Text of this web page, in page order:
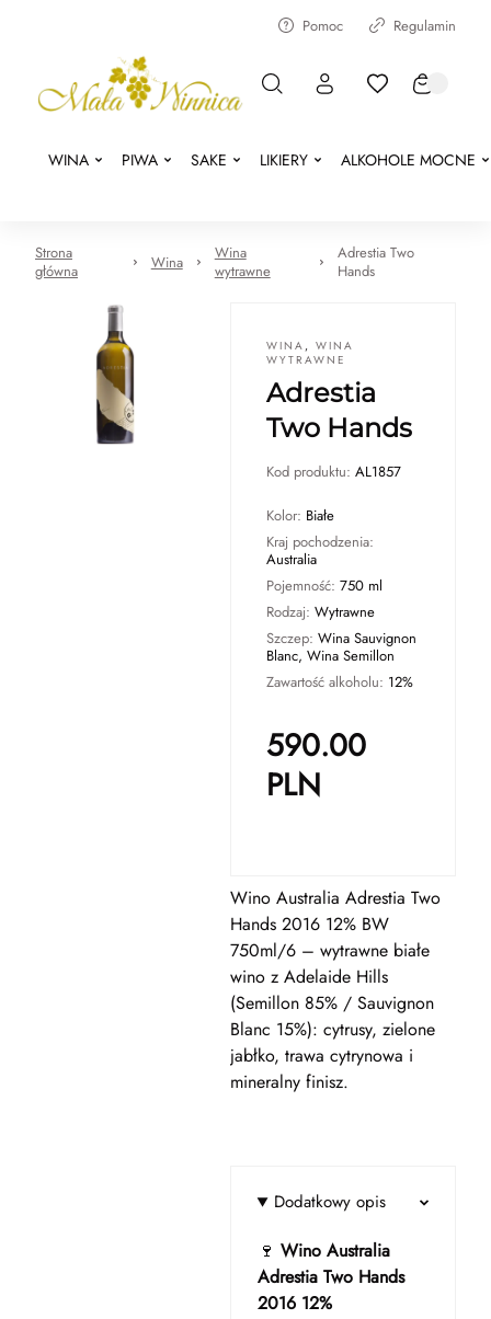
Pomoc Regulamin
WINA PIWA SAKE LIKIERY ALKOHOLE MOCNE
Strona
główna
Wina
Wina
wytrawne
Adrestia Two
Hands
WINA , WINA
WYTRAWNE
Adrestia
Two Hands
Kod produktu: AL1857
Kolor: Białe
Kraj pochodzenia:
Australia
Pojemność: 750 ml
Rodzaj: Wytrawne
Szczep: Wina Sauvignon
Blanc, Wina Semillon
Zawartość alkoholu: 12%
590.00
PLN
Wino Australia Adrestia Two
Hands 2016 12% BW
750ml/6 – wytrawne białe
wino z Adelaide Hills
(Semillon 85% / Sauvignon
Blanc 15%): cytrusy, zielone
jabłko, trawa cytrynowa i
mineralny finisz.
Dodatkowy opis
🍷 Wino Australia
Adrestia Two Hands
2016 12%